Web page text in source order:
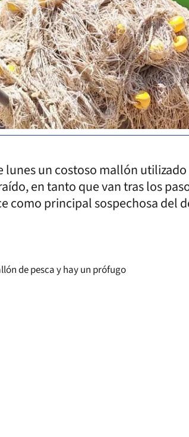
lunes un costoso mallón
en tanto que van tras los
como principal sospechosa del